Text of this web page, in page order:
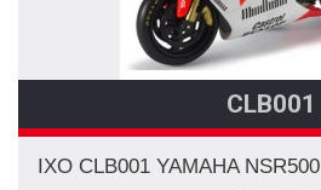
CLB001
IXO CLB001 YAMAHA